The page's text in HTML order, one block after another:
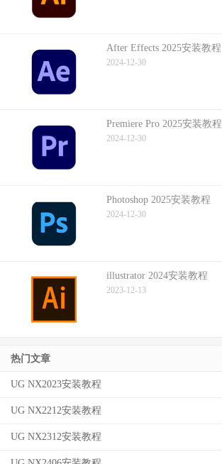
After Effects 2025安装教程
2024-12-30
Premiere Pro 2025安装教程
2024-12-30
Photoshop 2025安装教程
2024-12-30
illustrator 2024安装教程
2023-12-13
热门文章
UG NX2023安装教程
UG NX2212安装教程
UG NX2312安装教程